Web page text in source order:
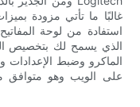
غالبًا ما تأتي مزودة
استفادة من لوحة
الماكرو وضبط الإعدادات